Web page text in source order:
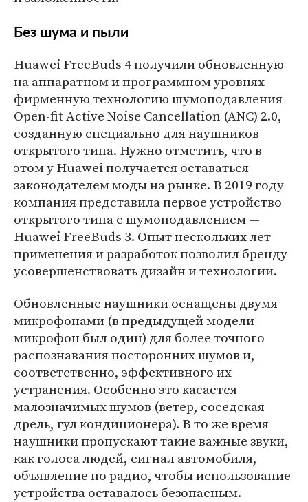
Без шума и пыли
Huawei FreeBuds 4 получили обновленную
на аппаратном и программном уровнях
фирменную технологию шумоподавления
Open-fit Active Noise Cancellation (ANC) 2.0,
созданную специально для наушников
открытого типа. Нужно отметить, что в
этом у Huawei получается оставаться
законодателем моды на рынке. В 2019 году
компания представила первое устройство
открытого типа с шумоподавлением —
Huawei FreeBuds 3. Опыт нескольких лет
применения и разработок позволил бренду
усовершенствовать дизайн и технологии.
Обновленные наушники оснащены двумя
микрофонами (в предыдущей модели
микрофон был один) для более точного
распознавания посторонних шумов и,
соответственно, эффективного их
устранения. Особенно это касается
малозначимых шумов (ветер, соседская
дрель, гул кондиционера). В то же время
наушники пропускают такие важные звуки,
как голоса людей, сигнал автомобиля,
объявление по радио, чтобы использование
устройства оставалось безопасным.